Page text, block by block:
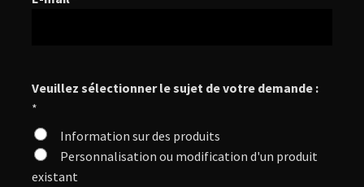
Veuillez sélectionner le sujet de votre demande :
*
Information sur des produits
Personnalisation ou modification d'un produit
existant